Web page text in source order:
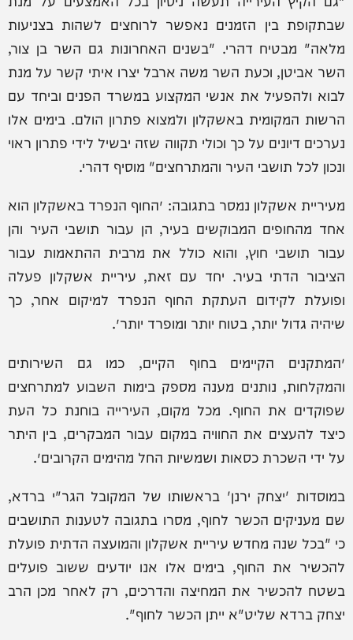
שבתקופת בין הזמנים נאפשר לרוחצים לשהות בצניעות
מלאה" מבטיח דהרי. "בשנים האחרונות גם השר בן צור,
השר אביטן, וכעת השר משה ארבל יצרו איתי קשר על מנת
לבוא ולהפעיל את אנשי המקצוע במשרד הפנים וביחד עם
הרשות המקומית באשקלון ולמצוא פתרון הולם. בימים אלו
נערכים דיונים על כך וכולי תקווה שזה יבשיל לידי פתרון ראוי
ונכון לכל תושבי העיר והמתרחצים" מוסיף דהרי.
מעיריית אשקלון נמסר בתגובה: ״החוף הנפרד באשקלון הוא
אחד מהחופים המבוקשים בעיר, הן עבור תושבי העיר והן
עבור תושבי חוץ, והוא כולל את מרבית ההתאמות עבור
הציבור הדתי בעיר. יחד עם זאת, עיריית אשקלון פעלה
ופועלת לקידום העתקת החוף הנפרד למיקום אחר, כך
שיהיה גדול יותר, בטוח יותר ומופרד יותר״.
״המתקנים הקיימים בחוף הקיים, כמו גם השירותים
והמקלחות, נותנים מענה מספק בימות השבוע למתרחצים
שפוקדים את החוף. מכל מקום, העירייה בוחנת כל העת
כיצד להעצים את החוויה במקום עבור המבקרים, בין היתר
על ידי השכרת כסאות ושמשיות החל מהימים הקרובים״.
במוסדות 'יצחק ירנן' בראשותו של המקובל הגר"י ברדא,
שם מעניקים הכשר לחוף, מסרו בתגובה לטענות התושבים
כי "בכל שנה מחדש עיריית אשקלון והמועצה הדתית פועלת
להכשיר את החוף, בימים אלו אנו יודעים ששוב פועלים
בשטח להכשיר את המחיצה והדרכים, רק לאחר מכן הרב
יצחק ברדא שליט"א ייתן הכשר לחוף".